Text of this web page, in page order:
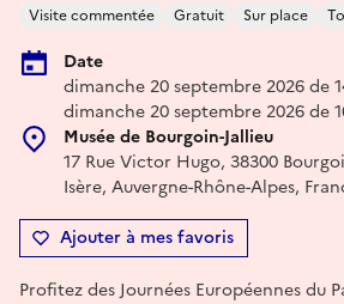
Visite commentée Gratuit Sur place
Date
dimanche 20 septembre 2026 de
dimanche 20 septembre 2026 de
Musée de Bourgoin-Jallieu
17 Rue Victor Hugo, 38300
Isère, Auvergne-Rhône-Alpes,
Ajouter à mes favoris
Profitez des Journées Européennes du